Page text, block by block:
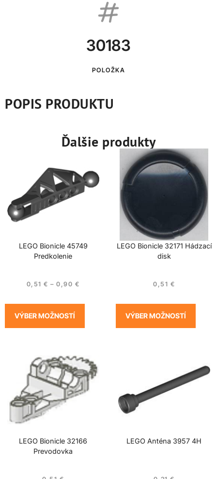
30183
POLOŽKA
POPIS PRODUKTU
Ďalšie produkty
LEGO Bionicle 45749
Predkolenie
0,51€ – 0,90 €
VÝBER MOŽNOSTÍ
LEGO Bionicle 32171 Hádzací
disk
0,51 €
VÝBER MOŽNOSTÍ
LEGO Bionicle 32166
Prevodovka
LEGO Anténa 3957 4H